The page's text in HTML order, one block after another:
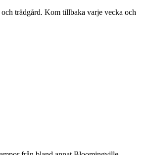
trädgård. Kom tillbaka varje vecka och